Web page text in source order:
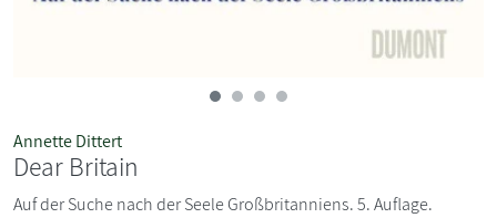
Annette Dittert
Dear Britain
Auf der Suche nach der Seele Großbritanniens. 5. Auflage.